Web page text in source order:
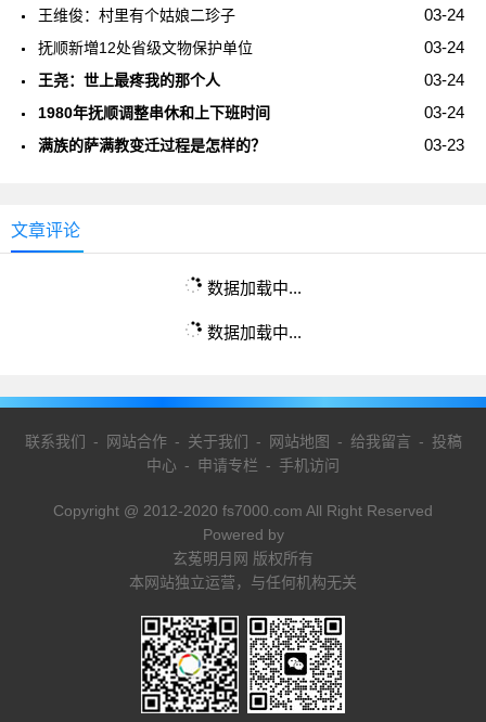
03-24
王维俊：村里有个姑娘二珍子
03-24
抚顺新増12处省级文物保护单位
03-24
王尧：世上最疼我的那个人
03-24
1980年抚顺调整串休和上下班时间
03-23
满族的萨满教变迁过程是怎样的？
文章评论
数据加载中...
数据加载中...
联系我们 - 网站合作- 关于我们 - 网站地图 - 给我留言 - 投稿
中心 - 申请专栏 - 手机访问
Copyright @ 2012-2020 fs7000.com All Right Reserved
Powered by
玄菟明月网 版权所有
本网站独立运营，与任何机构无关